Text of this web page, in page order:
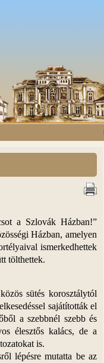
a Szlovák Házban!”
Házban, amelyen
ismerkedhettek
tölthettek.
sütés korosztálytól
sajátították el
a szebbnél szebb és
élesztős kalács, de a
is.
lépésre mutatta be az